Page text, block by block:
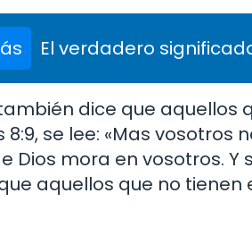
El verdadero
dice que aquellos
8:9, se lee: «Mas vosotros
Dios mora en vosotros. Y
aquellos que no